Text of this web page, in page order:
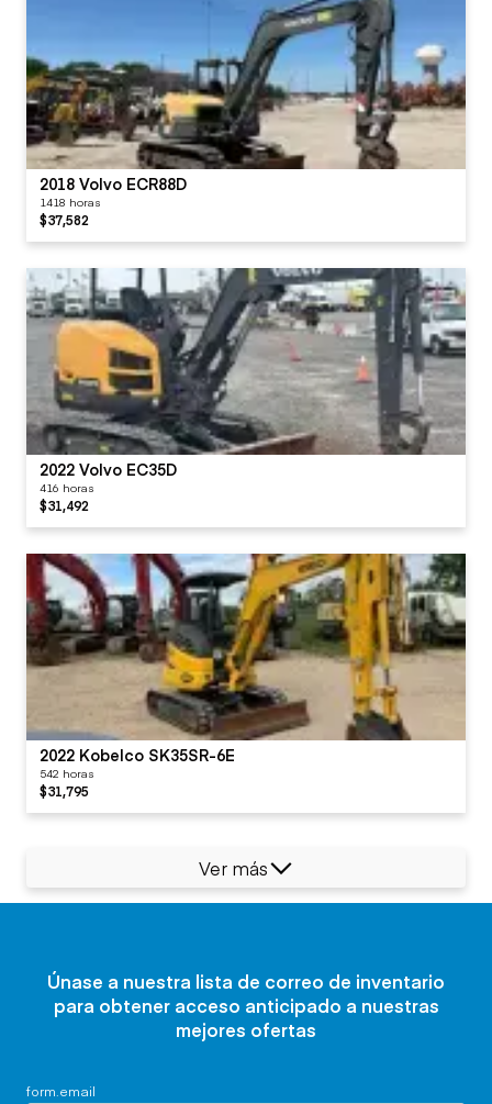
2018 Volvo ECR88D
1418 horas
$37,582
2022 Volvo EC35D
416 horas
$31,492
2022 Kobelco SK35SR-6E
542 horas
$31,795
Ver más
Únase a nuestra lista de correo de inventario
para obtener acceso anticipado a nuestras
mejores ofertas
form.email